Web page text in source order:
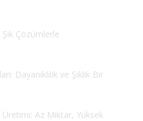
Çözümlerle
Dayanıklılık ve Şıklık Bir
Üretimi: Az Miktar, Yüksek